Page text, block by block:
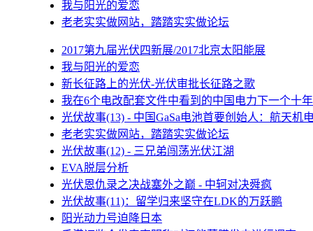
我与阳光的爱恋
老老实实做网站，踏踏实实做论坛
2017第九届光伏四新展/2017北京太阳能展
我与阳光的爱恋
新长征路上的光伏-光伏审批长征路之歌
我在6个电改配套文件中看到的中国电力下一个十年
光伏故事(13) - 中国GaSa电池首要创始人：航天机
老老实实做网站，踏踏实实做论坛
光伏故事(12) - 三兄弟闯荡光伏江湖
EVA脱层分析
光伏恩仇录之决战塞外之巅 - 中轲对决舜疯
光伏故事(11)：留学归来坚守在LDK的万跃鹏
阳光动力号迫降日本